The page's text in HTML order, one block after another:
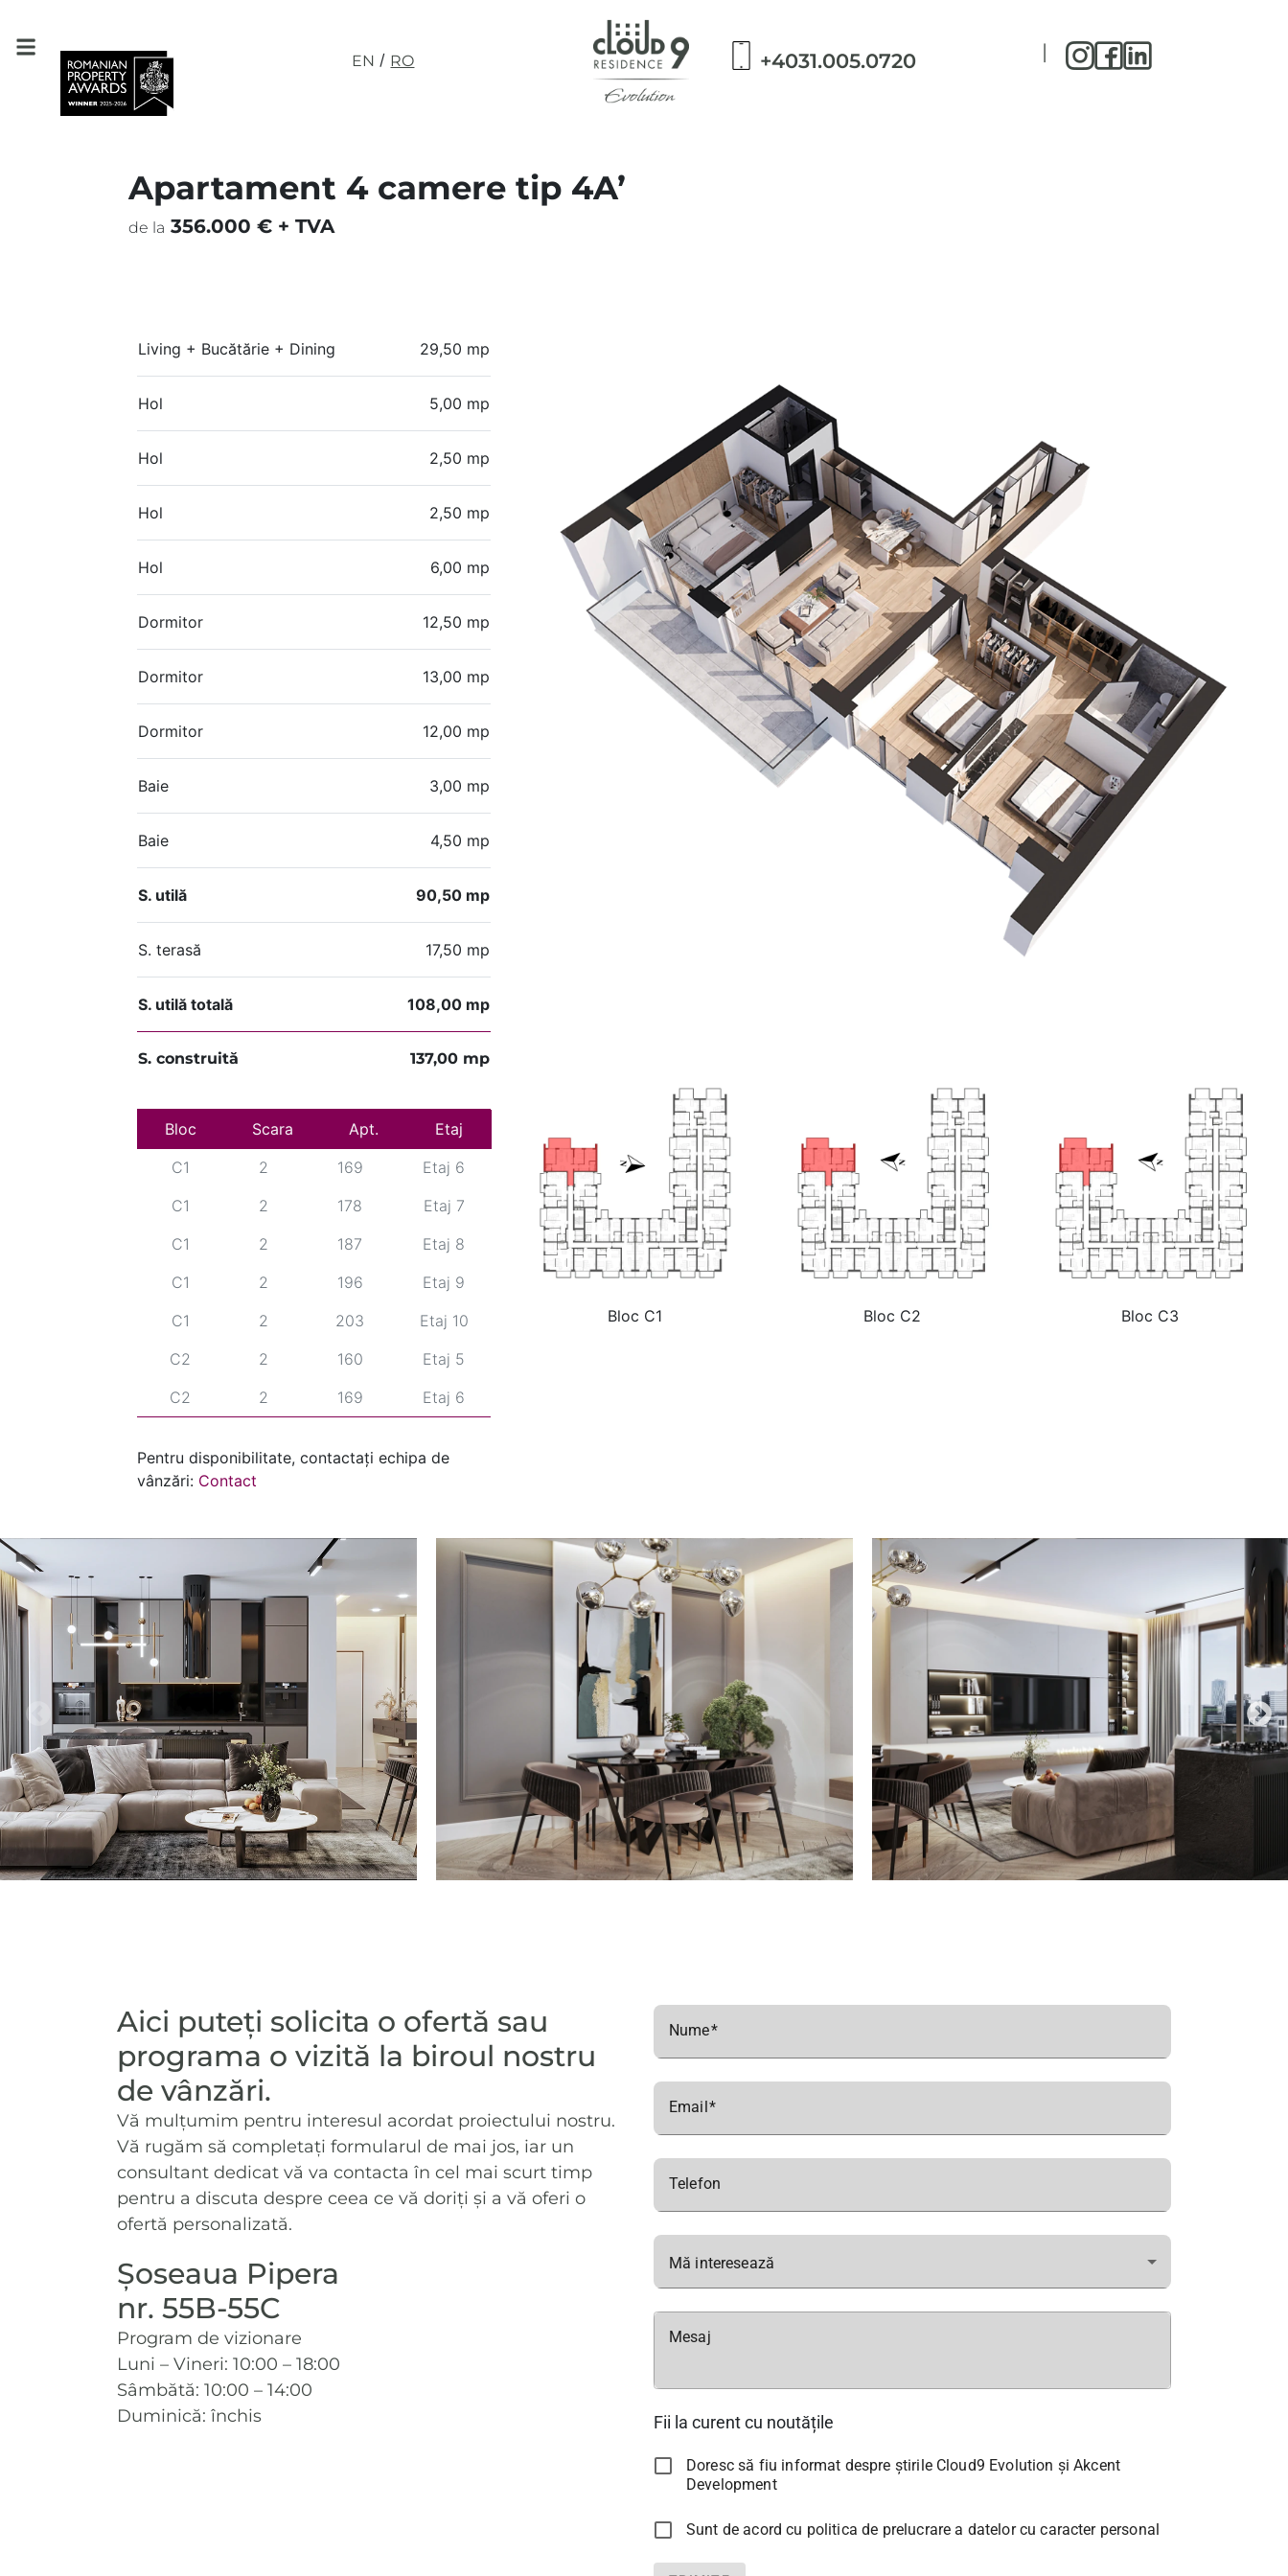
EN / RO +4031.005.0720 |
Apartament 4 camere tip 4A’
de la 356.000 € + TVA
Living + Bucătărie + Dining 29,50 mp
Hol 5,00 mp
Hol 2,50 mp
Hol 2,50 mp
Hol 6,00 mp
Dormitor 12,50 mp
Dormitor 13,00 mp
Dormitor 12,00 mp
Baie 3,00 mp
Baie 4,50 mp
S. utilă 90,50 mp
S. terasă 17,50 mp
S. utilă totală 108,00 mp
S. construită 137,00 mp
Bloc Scara Apt. Etaj
C1 2 160
Etaj 5
C1
2 169
Etaj 6
C1
2 178
Etaj 7
C1
2 187
Etaj 8
C1
2 196
Etaj 9
C1
2 203
Etaj 10
C2
2 160
Etaj 5
C2
2 169
Etaj 6
C2
Etaj 10
C3
C3
2
C3
178
C3
2
C3
2 203
Pentru disponibilitate, contactați echipa de
vânzări: Contact
Bloc C1 Bloc C2 Bloc C3
Aici puteți solicita o ofertă sau
programa o vizită la biroul nostru
de vânzări.
Vă mulțumim pentru interesul acordat proiectului nostru.
Vă rugăm să completați formularul de mai jos, iar un
consultant dedicat vă va contacta în cel mai scurt timp
pentru a discuta despre ceea ce vă doriți și a vă oferi o
ofertă personalizată.
Șoseaua Pipera
nr. 55B-55C
Program de vizionare
Luni – Vineri: 10:00 – 18:00
Sâmbătă: 10:00 – 14:00
Duminică: închis
Nume
Email
Telefon
Mă interesează
Mesaj
Fii la curent cu noutățile
Doresc să fiu informat despre știrile Cloud9 Evolution și Akcent
Development
Sunt de acord cu politica de prelucrare a datelor cu caracter personal